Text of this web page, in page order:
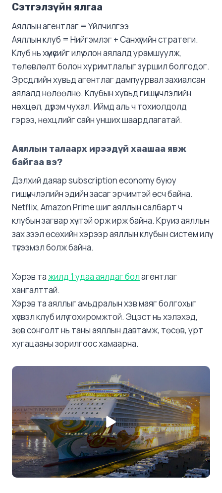
Сэтгэлзүйн ялгаа
Аяллын агентлаг = Үйлчилгээ
Аяллын клуб = Нийгэмлэг + Санхүүгийн стратеги.
Клуб нь хүмүүсийг илүү олон аялалд урамшуулж,
төлөвлөлт болон хуримтлалыг зуршил болгодог.
Эрсдлийн хувьд агентлаг дампуурвал захиалсан
аялалд нөлөөлнө. Клубын хувьд гишүүнчлэлийн
нөхцөл, дүрэм чухал. Иймд аль ч тохиолдолд
гэрээ, нөхцлийг сайн унших шаардлагатай.
Аяллын талаарх ирээдүй хаашаа явж
байгаа вэ?
Дэлхий даяар subscription economy буюу
гишүүнчлэлийн эдийн засаг эрчимтэй өсч байна.
Netflix, Amazon Prime шиг аяллын салбарт ч
клубын загвар хүчтэй орж ирж байна. Круиз аяллын
зах зээл өсөхийн хэрээр аяллын клубын систем илүү
түгээмэл болж байна.
Хэрэв тажилд 1 удаа аялдаг болагентлаг
хангалттай.
Хэрэв та аяллыг амьдралын хэв маяг болгохыг
хүсвэл клуб илүү тохиромжтой. Эцэст нь хэлэхэд,
зөв сонголт нь таны аяллын давтамж, төсөв, урт
хугацааны зорилгоос хамаарна.